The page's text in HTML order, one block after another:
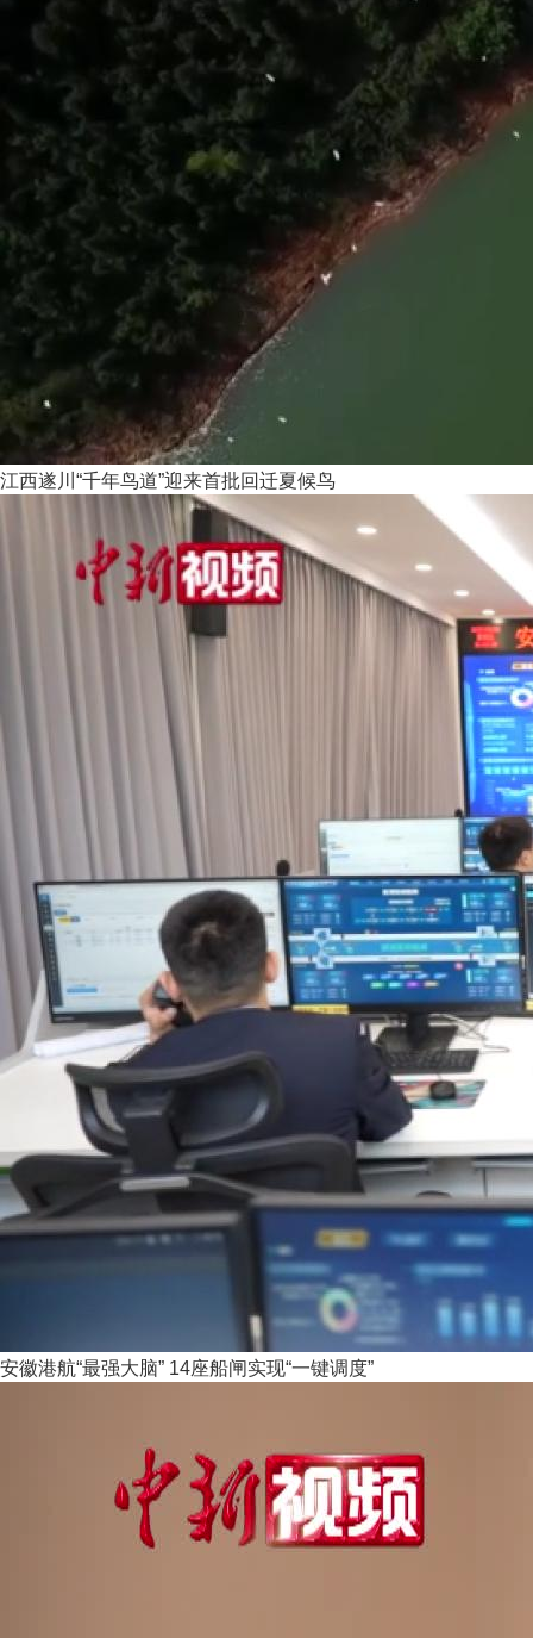
江西遂川“千年鸟道”迎来首批回迁夏候鸟
安徽港航“最强大脑” 14座船闸实现“一键调度”